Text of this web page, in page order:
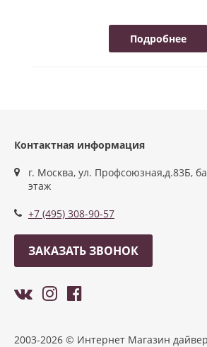
Подробнее
Контактная информация
г. Москва, ул. Профсоюзная,д.83Б,
этаж
+7 (495) 308-90-57
ЗАКАЗАТЬ ЗВОНОК
2003-2026 © Интернет Магазин